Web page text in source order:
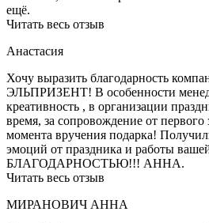
ещё.
Читать весь отзыв
Анастасия
Хочу выразить благодарность
ЭЛЬПРИЗЕНТ! В особенности
креативность , в организации
время, за сопровождение от первого
момента вручения подарка!
эмоций от праздника и работы
БЛАГОДАРНОСТЬЮ!!! АННА.
Читать весь отзыв
МИРАНОВИЧ АННА